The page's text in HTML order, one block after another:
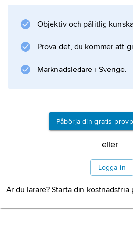
bygderna kring Vänern och
motsvarigheter i järnålderns
Objektiv och pålitlig
Prova det, du kommer att
Marknadsledare i Sverige.
Påbörja din gratis
eller
Logga in
Är du lärare? Starta din